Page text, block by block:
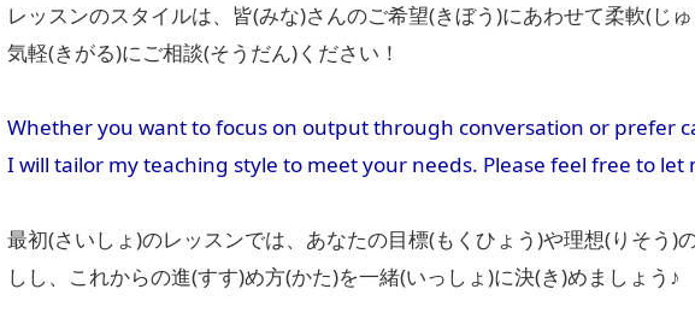
レッスンのスタイルは、皆(みな)さんのご希望(きぼう)にあわせて柔軟(じ
気軽(きがる)にご相談(そうだん)ください！
Whether you want to focus on output through conversation or prefer
I will tailor my teaching style to meet your needs. Please feel free to
最初(さいしょ)のレッスンでは、あなたの目標(もくひょう)や理想(りそう)
しし、これからの進(すす)め方(かた)を一緒(いっしょ)に決(き)めましょう♪